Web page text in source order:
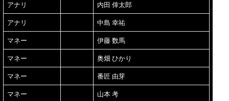
アナリ 内田 倖太郎
アナリ 中島 幸祐
マネー 伊藤 数馬
マネー 奥畑 ひかり
マネー 番匠 由芽
マネー 山本 考